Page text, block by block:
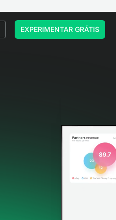
EXPERIMENTAR GRÁTIS